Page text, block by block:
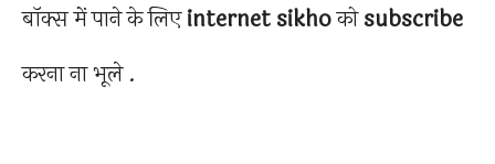
बॉक्स में पाने के लिएinternet sikhoकोsubscribe
करना ना भूले .